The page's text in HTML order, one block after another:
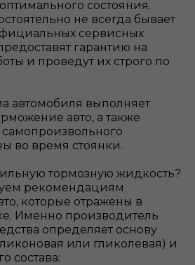
состояния.
не всегда бывает
сервисных
гарантию на
и проведут их строго по
автомобиля выполняет
авто, а также
во время стоянки.
тормозную жидкость?
рекомендациям
которые отражены в
Именно производитель
определяет основу
или гликолевая) и
состава: